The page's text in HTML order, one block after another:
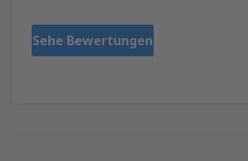
Sehe Bewertungen